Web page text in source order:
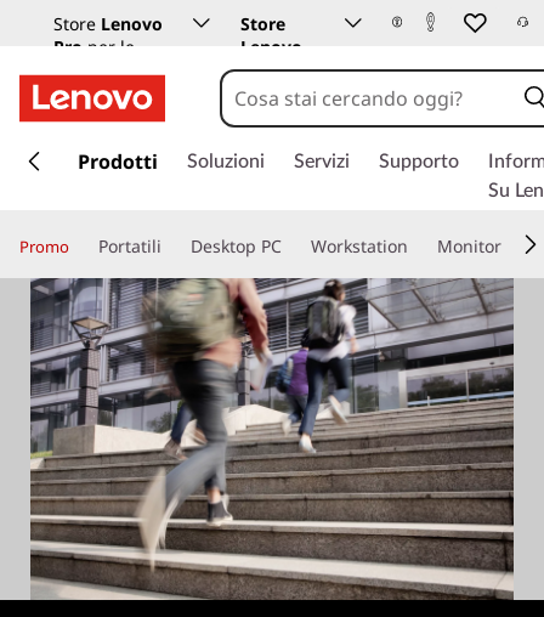
Store Lenovo
Pro per le
aziende
Store
Lenovo
Istruzione
a
a
o
n
n
u
o
p
Prodotti Soluzioni Servizi Supporto
Su
Promo Portatili Desktop PC Workstation Monitor